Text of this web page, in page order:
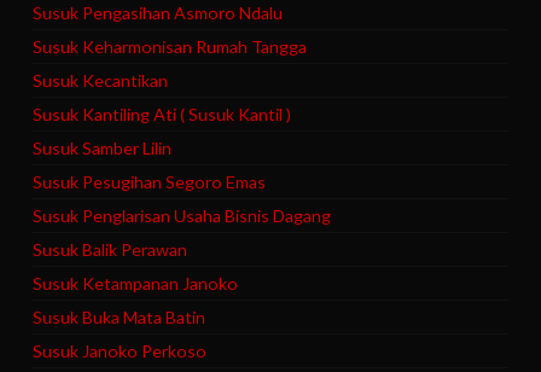
Susuk Pengasihan Asmoro Ndalu
Susuk Keharmonisan Rumah Tangga
Susuk Kecantikan
Susuk Kantiling Ati ( Susuk Kantil )
Susuk Samber Lilin
Susuk Pesugihan Segoro Emas
Susuk Penglarisan Usaha Bisnis Dagang
Susuk Balik Perawan
Susuk Ketampanan Janoko
Susuk Buka Mata Batin
Susuk Janoko Perkoso